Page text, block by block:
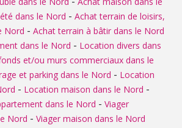
dans le Nord - Achat terrain de loisirs,
Nord - Achat terrain à bâtir dans le Nord
dans le Nord - Location divers dans
et/ou murs commerciaux dans le
et parking dans le Nord - Location
- Location maison dans le Nord -
dans le Nord - Viager
Nord - Viager maison dans le Nord